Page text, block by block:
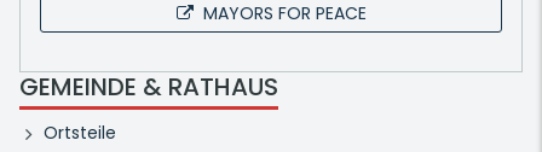
MAYORS FOR PEACE
GEMEINDE & RATHAUS
Ortsteile